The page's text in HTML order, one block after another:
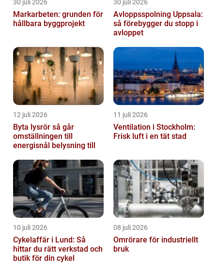
30 juli 2026
Markarbeten: grunden för
hållbara byggprojekt
30 juli 2026
Avloppsspolning Uppsala:
så förebygger du stopp i
avloppet
12 juli 2026
Byta lysrör så går
omställningen till
energisnål belysning till
11 juli 2026
Ventilation i Stockholm:
Frisk luft i en tät stad
10 juli 2026
Cykelaffär i Lund: Så
hittar du rätt verkstad och
butik för din cykel
08 juli 2026
Omrörare för industriellt
bruk